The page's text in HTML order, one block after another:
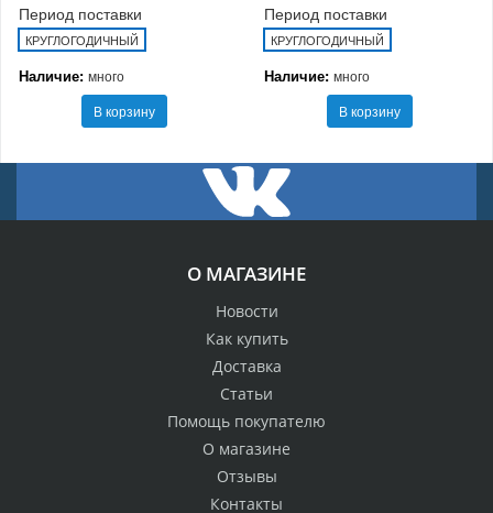
Период поставки
КРУГЛОГОДИЧНЫЙ
Наличие: много
В корзину
Период поставки
КРУГЛОГОДИЧНЫЙ
Наличие: много
В корзину
О МАГАЗИНЕ
Новости
Как купить
Доставка
Статьи
Помощь покупателю
О магазине
Отзывы
Контакты